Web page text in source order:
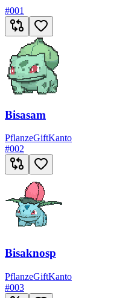
#001
Bisasam
PflanzeGiftKanto
#002
Bisaknosp
PflanzeGiftKanto
#003